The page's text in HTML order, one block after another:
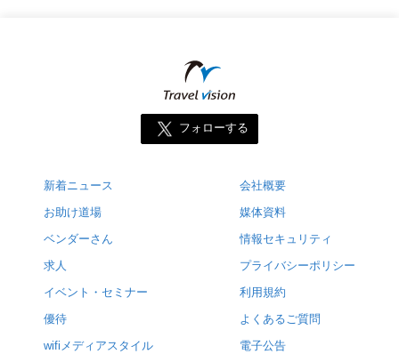
フォローする
新着ニュース
お助け道場
ベンダーさん
求人
イベント・セミナー
優待
wifiメディアスタイル
会社概要
媒体資料
情報セキュリティ
プライバシーポリシー
利用規約
よくあるご質問
電子公告